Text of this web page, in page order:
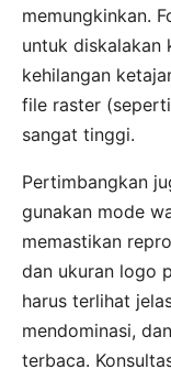
memungkinkan.
untuk diskalakan
kehilangan
file raster
sangat tinggi.
Pertimbangkan
gunakan mode
memastikan
dan ukuran logo
harus terlihat
mendominasi,
terbaca.